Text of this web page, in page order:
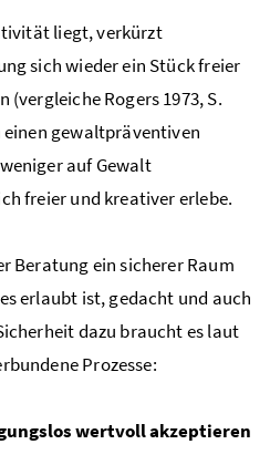
liegt, verkürzt
sich wieder ein Stück freier
Rogers 1973, S.
gewaltpräventiven
auf Gewalt
freier und kreativer erlebe.
Beratung ein sicherer Raum
erlaubt ist, gedacht und auch
dazu braucht es laut
Prozesse:
wertvoll akzeptieren